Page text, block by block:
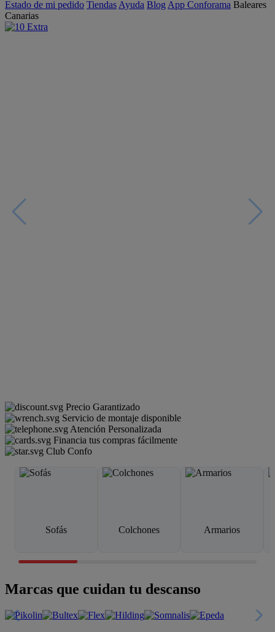
Estado de mi pedido Tiendas Ayuda Blog App Conforama Baleares
Canarias
Precio Garantizado
Servicio de montaje disponible
Atención Personalizada
Financia tus compras fácilmente
Club Confo
Sofás Colchones Armarios
Marcas que cuidan tu descanso